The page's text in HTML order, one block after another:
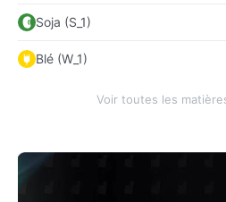
Soja (S_1)
Blé (W_1)
Voir toutes les